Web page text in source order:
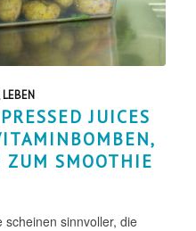
LEBEN
JUICES
ZUM SMOOTHIE
sinnvoller, die